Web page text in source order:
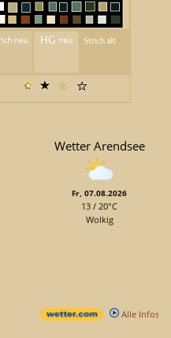
Wetter Arendsee
Fr, 07.08.2026
13 / 20°C
Wolkig
Alle Infos